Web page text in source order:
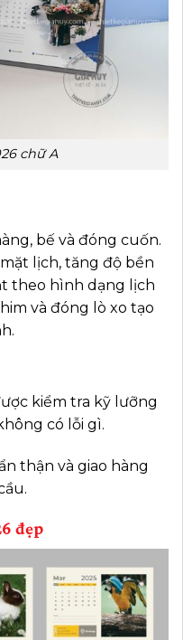
chữ A
bế và đóng cuốn.
lịch, tăng độ bền
theo hình dạng lịch
và đóng lò xo tạo
kiểm tra kỹ lưỡng
có lỗi gì.
thận và giao hàng
đẹp